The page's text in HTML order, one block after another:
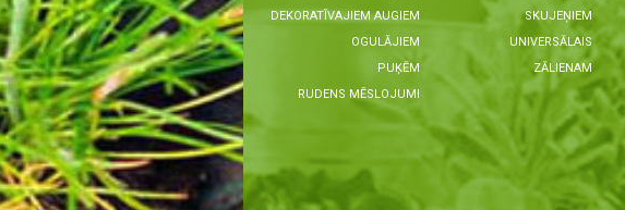
DEKORATĪVAJIEM AUGIEM
OGULĀJIEM
PUĶĒM
RUDENS MĒSLOJUMI
SKUJEŅIEM
UNIVERSĀLAIS
ZĀLIENAM